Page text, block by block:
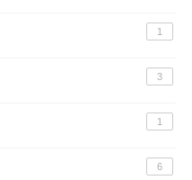
1
3
1
6